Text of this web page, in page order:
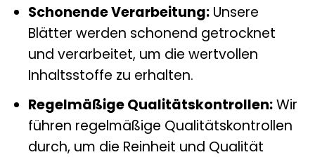
Schonende Verarbeitung:Unsere
Blätter werden schonend getrocknet
und verarbeitet, um die wertvollen
Inhaltsstoffe zu erhalten.
Regelmäßige Qualitätskontrollen:Wir
führen regelmäßige Qualitätskontrollen
durch, um die Reinheit und Qualität